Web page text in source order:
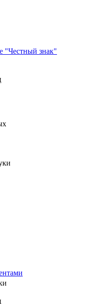
"Честный знак"